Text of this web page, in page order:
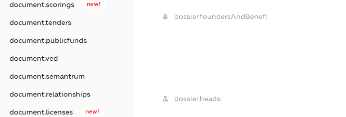
document.scorings new!
document.tenders
document.publicfunds
document.ved
document.semantrum
document.relationships
document.licenses new!
dossier.foundersAndBenef:
dossier.heads: